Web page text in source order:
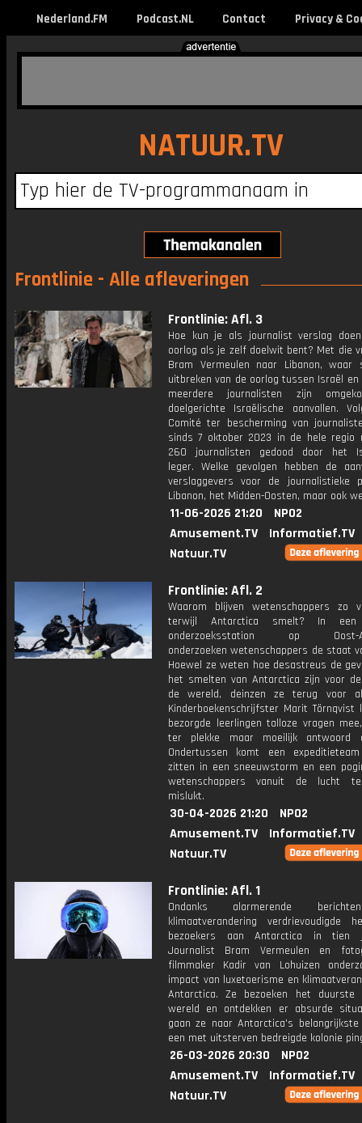
Nederland.FM Podcast.NL Contact Privacy &
NATUUR.TV
Frontlinie - Alle afleveringen
Frontlinie: Afl. 3
Hoe kun je als journalist verslag
oorlog als je zelf doelwit bent? Met die
Bram Vermeulen naar Libanon, waar
uitbreken van de oorlog tussen Israël en
meerdere journalisten zijn
doelgerichte Israëlische aanvallen.
Comité ter bescherming van
sinds 7 oktober 2023 in de hele regio
260 journalisten gedood door het
leger. Welke gevolgen hebben de
verslaggevers voor de journalistieke
Libanon, het Midden-Oosten, maar ook
11-06-2026 21:20
NPO2
Amusement.TV
Informatief.TV
Natuur.TV
Frontlinie: Afl. 2
Waarom blijven wetenschappers zo
terwijl Antarctica smelt? In een
onderzoeksstation op Oost-
onderzoeken wetenschappers de staat
Hoewel ze weten hoe desastreus de
het smelten van Antarctica zijn voor
de wereld, deinzen ze terug voor
Kinderboekenschrijfster Marit Törnqvist
bezorgde leerlingen talloze vragen
ter plekke maar moeilijk antwoord
Ondertussen komt een
zitten in een sneeuwstorm en een
wetenschappers vanuit de lucht
mislukt.
30-04-2026 21:20
NPO2
Amusement.TV
Informatief.TV
Natuur.TV
Frontlinie: Afl. 1
Ondanks alarmerende
klimaatverandering verdrievoudigde
bezoekers aan Antarctica in tien
Journalist Bram Vermeulen en
filmmaker Kadir van Lohuizen
impact van luxetoerisme en
Antarctica. Ze bezoeken het
wereld en ontdekken er absurde
gaan ze naar Antarctica's
een met uitsterven bedreigde kolonie
26-03-2026 20:30
NPO2
Amusement.TV
Informatief.TV
Natuur.TV